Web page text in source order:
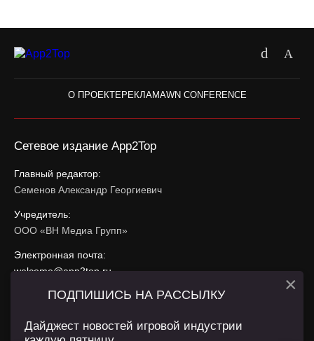
О ПРОЕКТЕРЕКЛАМАWN CONFERENCE
Сетевое издание App2Top
Главный редактор:
Семенов Александр Георгиевич
Учредитель:
ООО «ВН Медиа Групп»
Электронная почта:
welcome@app2top.ru
При использовании материалов активная ссылка на
ПОДПИШИСЬ НА РАССЫЛКУ
Дайджест новостей игровой индустрии
×